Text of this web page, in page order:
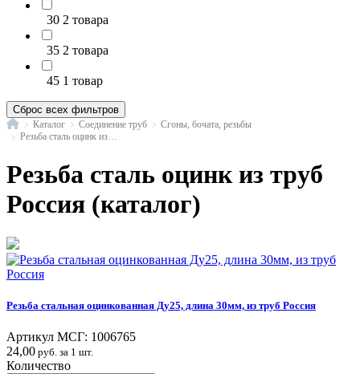
30 2 товара
35 2 товара
45 1 товар
Сброс всех фильтров
ГлавнаяКаталог Соединение труб
Сгоны, бочата, резьбы
Резьба сталь оцинк из труб по ГОСТ 3262-75
Резьба сталь оцинк из труб
Россия (каталог)
Резьба стальная оцинкованная Ду25, длина 30мм, из труб Россия
Артикул МСГ: 1006765
24,00 руб. за 1 шт.
Количество